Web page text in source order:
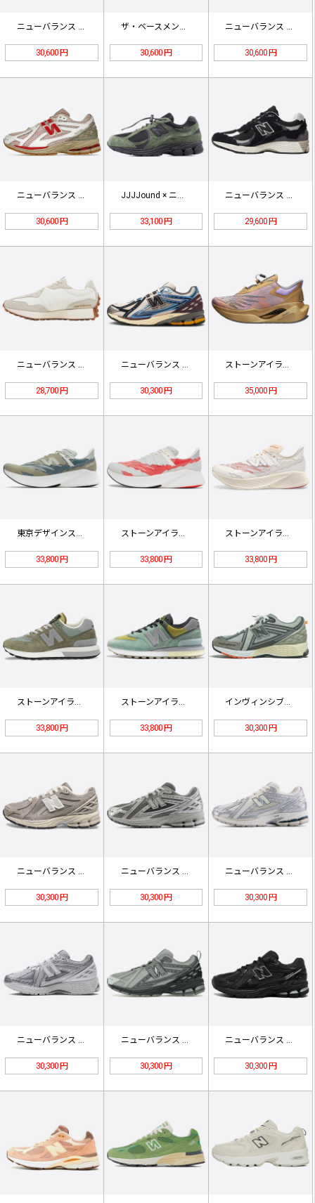
ニューバランス M1906RCH ブ…
30,600 円
ザ・ベースメント × ニューバランス…
30,600 円
ニューバランス M1906AD シル…
30,600 円
ニューバランス 1906R "ホワイ…
30,600 円
JJJJound × ニューバランス…
33,100 円
ニューバランス M2002RDJ B…
29,600 円
28,700 円 30,300 円 35,000 円
東京デザインスタジオ x ニューバラ…
33,800 円
ストーンアイランド x ニューバラン…
33,800 円
ストーンアイランド x ニューバラン…
33,800 円
ストーンアイランド x ニューバラン…
33,800 円
ストーンアイランド x ニューバラン…
33,800 円
インヴィンシブル×N.ハリウッド×ニ…
30,300 円
30,300 円 30,300 円 30,300 円
ニューバランス 1906R 'シルバ…
30,300 円
ニューバランス 1906R「ブライト…
30,300 円
ニューバランス 1906R「ブラック…
30,300 円